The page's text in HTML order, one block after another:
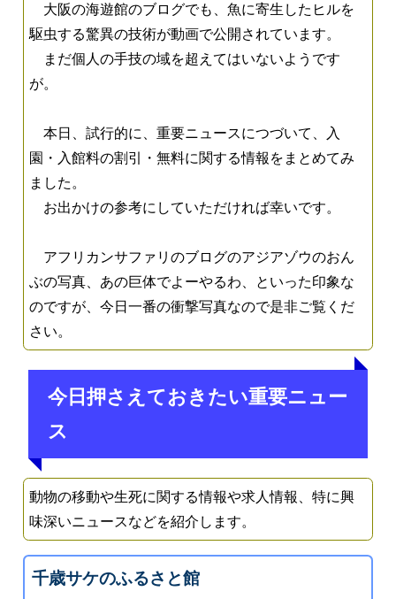
大阪の海遊館のブログでも、魚に寄生したヒルを
駆虫する驚異の技術が動画で公開されています。
まだ個人の手技の域を超えてはいないようです
が。
本日、試行的に、重要ニュースにつづいて、入
園・入館料の割引・無料に関する情報をまとめてみ
ました。
お出かけの参考にしていただければ幸いです。
アフリカンサファリのブログのアジアゾウのおん
ぶの写真、あの巨体でよーやるわ、といった印象な
のですが、今日一番の衝撃写真なので是非ご覧くだ
さい。
今日押さえておきたい重要ニュー
ス
動物の移動や生死に関する情報や求人情報、特に興
味深いニュースなどを紹介します。
千歳サケのふるさと館